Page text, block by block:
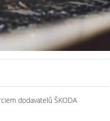
dodavatelů ŠKODA